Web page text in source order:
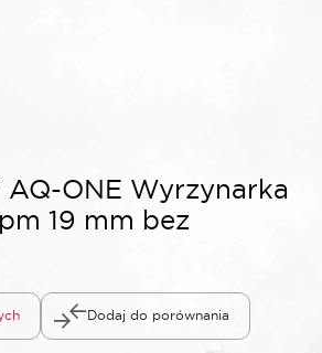
AQ-ONE Wyrzynarka
19 mm bez
Dodaj do porównania